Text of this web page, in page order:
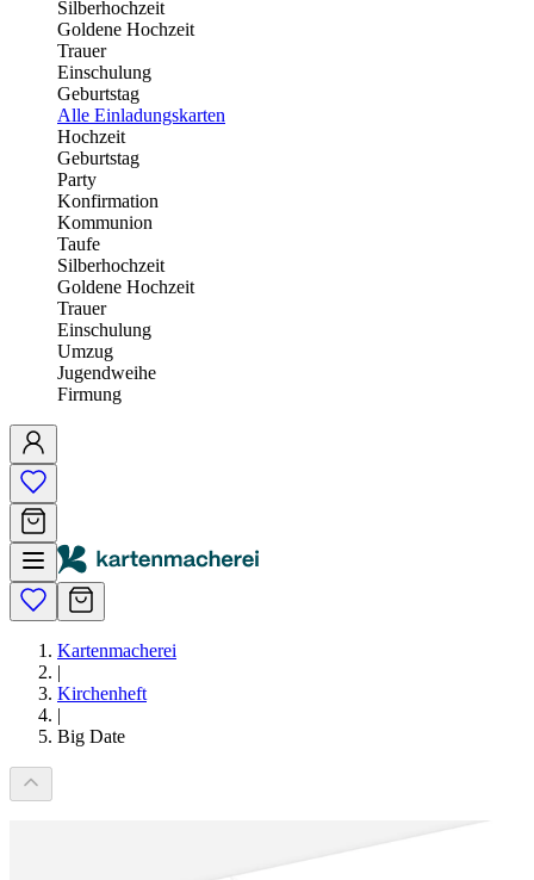
Silberhochzeit
Goldene Hochzeit
Trauer
Einschulung
Geburtstag
Alle Einladungskarten
Hochzeit
Geburtstag
Party
Konfirmation
Kommunion
Taufe
Silberhochzeit
Goldene Hochzeit
Trauer
Einschulung
Umzug
Jugendweihe
Firmung
Kartenmacherei
|
Kirchenheft
|
Big Date